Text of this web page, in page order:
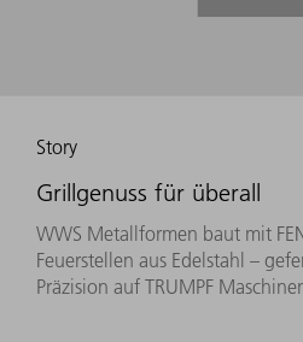
Story
Grillgenuss für überall
WWS Metallformen baut mit
Feuerstellen aus Edelstahl –
Präzision auf TRUMPF